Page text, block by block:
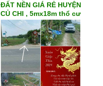
ĐẤT NỀN GIÁ RẺ HUYỆN
CỦ CHI , 5mx18m thổ cư
90m²